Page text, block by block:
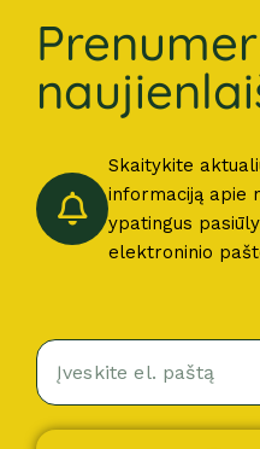
Skaitykite
informaciją apie
ypatingus
elektroninio